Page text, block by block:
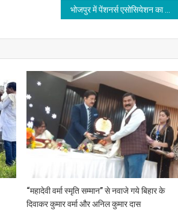
“महादेवी वर्मा स्मृति सम्मान” से नवाजे गये बिहार के
दिवाकर कुमार वर्मा और अनिल कुमार दास